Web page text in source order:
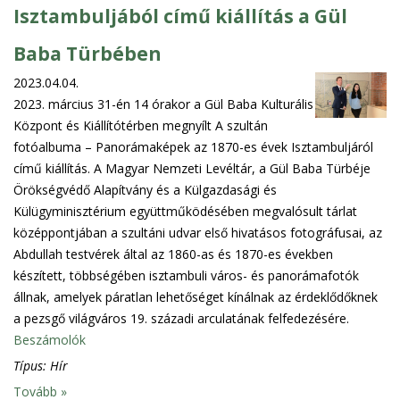
Isztambuljából című kiállítás a Gül
Baba Türbében
2023.04.04.
2023. március 31-én 14 órakor a Gül Baba Kulturális
Központ és Kiállítótérben megnyílt A szultán
fotóalbuma – Panorámaképek az 1870-es évek Isztambuljáról
című kiállítás. A Magyar Nemzeti Levéltár, a Gül Baba Türbéje
Örökségvédő Alapítvány és a Külgazdasági és
Külügyminisztérium együttműködésében megvalósult tárlat
középpontjában a szultáni udvar első hivatásos fotográfusai, az
Abdullah testvérek által az 1860-as és 1870-es években
készített, többségében isztambuli város- és panorámafotók
állnak, amelyek páratlan lehetőséget kínálnak az érdeklődőknek
a pezsgő világváros 19. századi arculatának felfedezésére.
Beszámolók
Típus: Hír
Tovább »